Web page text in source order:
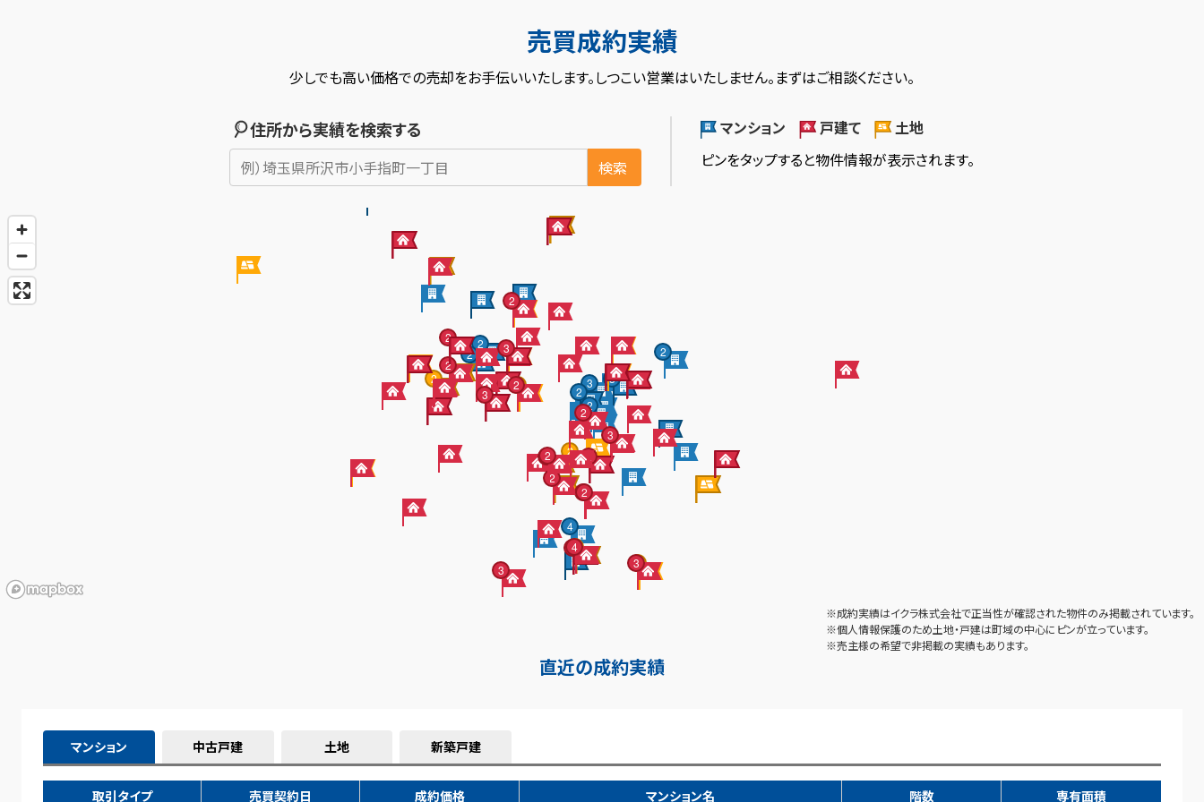
売買成約実績
少しでも高い価格での売却をお手伝いいたします。しつこい営業はいたしません。まずはご相談ください。
住所から実績を検索する
検索
マンション 戸建て
土地
ピンをタップすると物件情報が表示されます。
2
3
4
2
2
2
2
3
2 2
3
9
2
2
3
2
2
2
2
2
2
3
2
2
3
4
3
3
2
2
3
※成約実績はイクラ株式会社で正当性が確認された物件のみ掲載されています。
※個人情報保護のため土地・戸建は町域の中心にピンが立っています。
※売主様の希望で非掲載の実績もあります。
直近の成約実績
マンション 中古戸建 土地 新築戸建
取引タイプ 売買契約日 成約価格 マンション名 階数 専有面積